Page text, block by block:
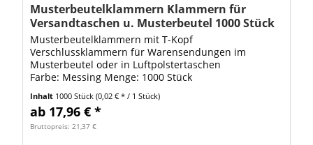
Musterbeutelklammern Klammern für
Versandtaschen u. Musterbeutel 1000 Stück
Musterbeutelklammern mit T-Kopf
Verschlussklammern für Warensendungen im
Musterbeutel oder in Luftpolstertaschen
Farbe: Messing Menge: 1000 Stück
Inhalt 1000 Stück(0,02 € * / 1 Stück)
ab 17,96 € *
Bruttopreis: 21,37 €